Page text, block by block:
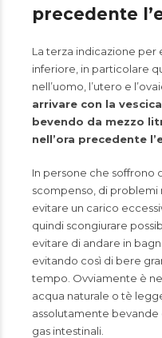
precedente
La terza indicazione per
inferiore, in particolare
nell’uomo, l’utero e
arrivare con la
bevendo da mezzo
nell’ora precedente
In persone che soffrono
scompenso, di
evitare un carico
quindi scongiurare
evitare di andare in
evitando così di bere
tempo. Ovviamente è
acqua naturale o tè
assolutamente
gas intestinali.